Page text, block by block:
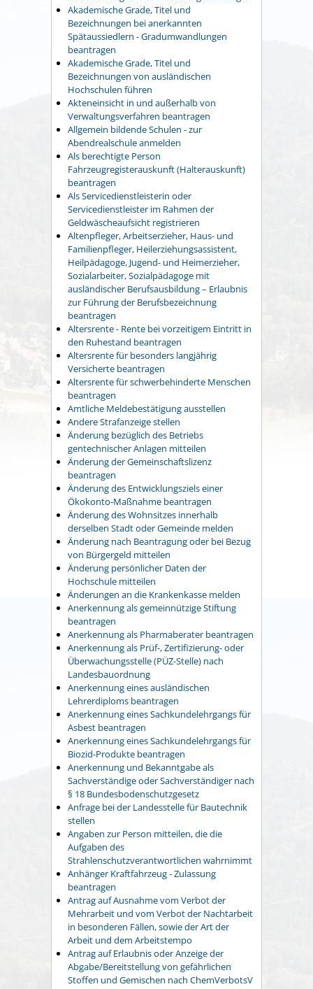
Akademische Grade, Titel und
Bezeichnungen bei anerkannten
Spätaussiedlern - Gradumwandlungen
beantragen
Akademische Grade, Titel und
Bezeichnungen von ausländischen
Hochschulen führen
Akteneinsicht in und außerhalb von
Verwaltungsverfahren beantragen
Allgemein bildende Schulen - zur
Abendrealschule anmelden
Als berechtigte Person
Fahrzeugregisterauskunft (Halterauskunft)
beantragen
Als Servicedienstleisterin oder
Servicedienstleister im Rahmen der
Geldwäscheaufsicht registrieren
Altenpfleger, Arbeitserzieher, Haus- und
Familienpfleger, Heilerziehungsassistent,
Heilpädagoge, Jugend- und Heimerzieher,
Sozialarbeiter, Sozialpädagoge mit
ausländischer Berufsausbildung – Erlaubnis
zur Führung der Berufsbezeichnung
beantragen
Altersrente - Rente bei vorzeitigem Eintritt in
den Ruhestand beantragen
Altersrente für besonders langjährig
Versicherte beantragen
Altersrente für schwerbehinderte Menschen
beantragen
Amtliche Meldebestätigung ausstellen
Andere Strafanzeige stellen
Änderung bezüglich des Betriebs
gentechnischer Anlagen mitteilen
Änderung der Gemeinschaftslizenz
beantragen
Änderung des Entwicklungsziels einer
Ökokonto-Maßnahme beantragen
Änderung des Wohnsitzes innerhalb
derselben Stadt oder Gemeinde melden
Änderung nach Beantragung oder bei Bezug
von Bürgergeld mitteilen
Änderung persönlicher Daten der
Hochschule mitteilen
Änderungen an die Krankenkasse melden
Anerkennung als gemeinnützige Stiftung
beantragen
Anerkennung als Pharmaberater beantragen
Anerkennung als Prüf-, Zertifizierung- oder
Überwachungsstelle (PÜZ-Stelle) nach
Landesbauordnung
Anerkennung eines ausländischen
Lehrerdiploms beantragen
Anerkennung eines Sachkundelehrgangs für
Asbest beantragen
Anerkennung eines Sachkundelehrgangs für
Biozid-Produkte beantragen
Anerkennung und Bekanntgabe als
Sachverständige oder Sachverständiger nach
§ 18 Bundesbodenschutzgesetz
Anfrage bei der Landesstelle für Bautechnik
stellen
Angaben zur Person mitteilen, die die
Aufgaben des
Strahlenschutzverantwortlichen wahrnimmt
Anhänger Kraftfahrzeug - Zulassung
beantragen
Antrag auf Ausnahme vom Verbot der
Mehrarbeit und vom Verbot der Nachtarbeit
in besonderen Fällen, sowie der Art der
Arbeit und dem Arbeitstempo
Antrag auf Erlaubnis oder Anzeige der
Abgabe/Bereitstellung von gefährlichen
Stoffen und Gemischen nach ChemVerbotsV